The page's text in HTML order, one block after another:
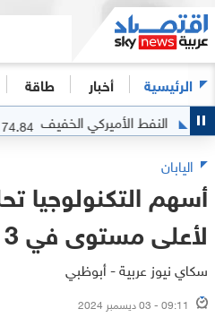
الرئيسية أخبار طاقة
النفط الأميركي الخفيف 74.84
-0.38
اليابان
أسهم التكنولوجيا
لأعلى مستوى في 3 أسابيع
سكاي نيوز عربية - أبوظبي
09:11 - 03 ديسمبر 2024